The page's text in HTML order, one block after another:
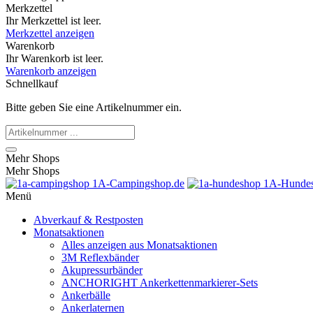
Merkzettel
Ihr Merkzettel ist leer.
Merkzettel anzeigen
Warenkorb
Ihr Warenkorb ist leer.
Warenkorb anzeigen
Schnellkauf
Bitte geben Sie eine Artikelnummer ein.
Mehr Shops
Mehr Shops
1A-Campingshop.de
1A-
Menü
Abverkauf & Restposten
Monatsaktionen
Alles anzeigen aus Monatsaktionen
3M Reflexbänder
Akupressurbänder
ANCHORIGHT Ankerkettenmarkierer-Sets
Ankerbälle
Ankerlaternen